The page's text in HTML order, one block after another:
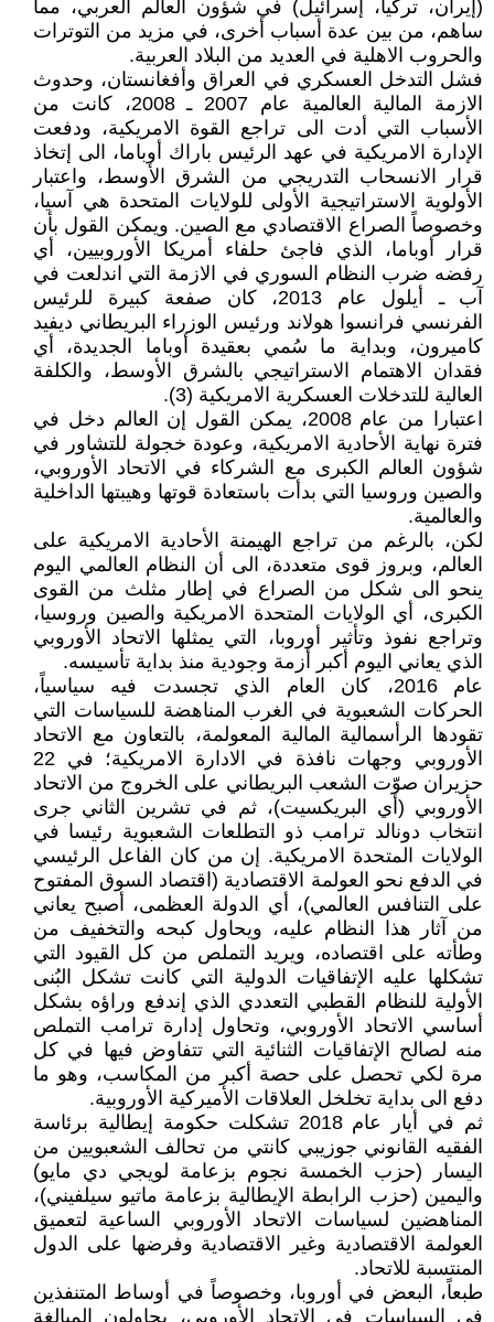
(إيران، تركيا، إسرائيل) في شؤون العالم العربي، مما
ساهم، من بين عدة أسباب أخرى، في مزيد من التوترات
والحروب الاهلية في العديد من البلاد العربية.
فشل التدخل العسكري في العراق وأفغانستان، وحدوث
الازمة المالية العالمية عام 2007 ـ 2008، كانت من
الأسباب التي أدت الى تراجع القوة الامريكية، ودفعت
الإدارة الامريكية في عهد الرئيس باراك أوباما، الى إتخاذ
قرار الانسحاب التدريجي من الشرق الأوسط، واعتبار
الأولوية الاستراتيجية الأولى للولايات المتحدة هي آسيا،
وخصوصاً الصراع الاقتصادي مع الصين. ويمكن القول بأن
قرار أوباما، الذي فاجئ حلفاء أمريكا الأوروبيين، أي
رفضه ضرب النظام السوري في الازمة التي اندلعت في
آب ـ أيلول عام 2013، كان صفعة كبيرة للرئيس
الفرنسي فرانسوا هولاند ورئيس الوزراء البريطاني ديفيد
كاميرون، وبداية ما سُمي بعقيدة أوباما الجديدة، أي
فقدان الاهتمام الاستراتيجي بالشرق الأوسط، والكلفة
العالية للتدخلات العسكرية الامريكية (3).
اعتبارا من عام 2008، يمكن القول إن العالم دخل في
فترة نهاية الأحادية الامريكية، وعودة خجولة للتشاور في
شؤون العالم الكبرى مع الشركاء في الاتحاد الأوروبي،
والصين وروسيا التي بدأت باستعادة قوتها وهيبتها الداخلية
والعالمية.
لكن، بالرغم من تراجع الهيمنة الأحادية الامريكية على
العالم، وبروز قوى متعددة، الى أن النظام العالمي اليوم
ينحو الى شكل من الصراع في إطار مثلث من القوى
الكبرى، أي الولايات المتحدة الامريكية والصين وروسيا،
وتراجع نفوذ وتأثير أوروبا، التي يمثلها الاتحاد الأوروبي
الذي يعاني اليوم أكبر أزمة وجودية منذ بداية تأسيسه.
عام 2016، كان العام الذي تجسدت فيه سياسياً،
الحركات الشعبوية في الغرب المناهضة للسياسات التي
تقودها الرأسمالية المالية المعولمة، بالتعاون مع الاتحاد
الأوروبي وجهات نافذة في الادارة الامريكية؛ في 22
حزيران صوّت الشعب البريطاني على الخروج من الاتحاد
الأوروبي (أي البريكسيت)، ثم في تشرين الثاني جرى
انتخاب دونالد ترامب ذو التطلعات الشعبوية رئيسا في
الولايات المتحدة الامريكية. إن من كان الفاعل الرئيسي
في الدفع نحو العولمة الاقتصادية (اقتصاد السوق المفتوح
على التنافس العالمي)، أي الدولة العظمى، أصبح يعاني
من آثار هذا النظام عليه، ويحاول كبحه والتخفيف من
وطأته على اقتصاده، ويريد التملص من كل القيود التي
تشكلها عليه الإتفاقيات الدولية التي كانت تشكل البُنى
الأولية للنظام القطبي التعددي الذي إندفع وراؤه بشكل
أساسي الاتحاد الأوروبي، وتحاول إدارة ترامب التملص
منه لصالح الإتفاقيات الثنائية التي تتفاوض فيها في كل
مرة لكي تحصل على حصة أكبر من المكاسب، وهو ما
دفع الى بداية تخلخل العلاقات الأميركية الأوروبية.
ثم في أيار عام 2018 تشكلت حكومة إيطالية برئاسة
الفقيه القانوني جوزيبي كانتي من تحالف الشعبويين من
اليسار (حزب الخمسة نجوم بزعامة لويجي دي مايو)
واليمين (حزب الرابطة الإيطالية بزعامة ماتيو سيلفيني)،
المناهضين لسياسات الاتحاد الأوروبي الساعية لتعميق
العولمة الاقتصادية وغير الاقتصادية وفرضها على الدول
المنتسبة للاتحاد.
طبعاً، البعض في أوروبا، وخصوصاً في أوساط المتنفذين
في السياسات في الاتحاد الأوروبي، يحاولون المبالغة